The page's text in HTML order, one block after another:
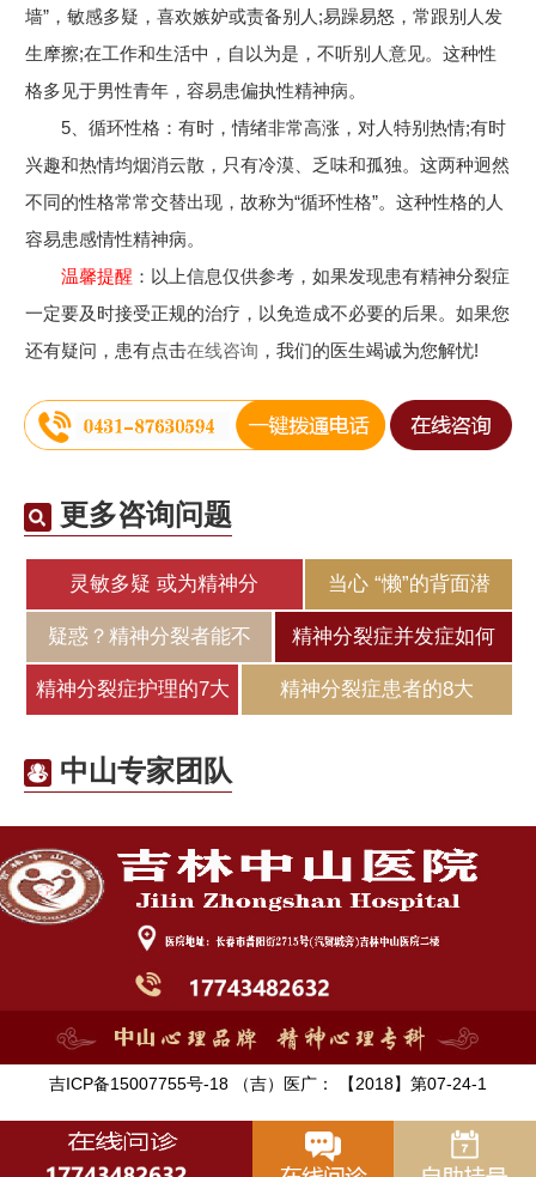
墙”，敏感多疑，喜欢嫉妒或责备别人;易躁易怒，常跟别人发
生摩擦;在工作和生活中，自以为是，不听别人意见。这种性
格多见于男性青年，容易患偏执性精神病。
5、循环性格：有时，情绪非常高涨，对人特别热情;有时
兴趣和热情均烟消云散，只有冷漠、乏味和孤独。这两种迥然
不同的性格常常交替出现，故称为“循环性格”。这种性格的人
容易患感情性精神病。
温馨提醒 ：以上信息仅供参考，如果发现患有精神分裂症
一定要及时接受正规的治疗，以免造成不必要的后果。如果您
还有疑问，患有点击在线咨询 ，我们的医生竭诚为您解忧!
更多咨询问题
灵敏多疑 或为精神分 当心 “懒”的背面潜
疑惑？精神分裂者能不 精神分裂症并发症如何
精神分裂症护理的7大 精神分裂症患者的8大
中山专家团队
吉ICP备15007755号-18 （吉）医广： 【2018】第07-24-1